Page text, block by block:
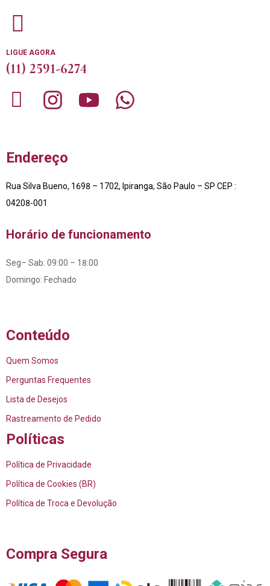
LIGUE AGORA
(11) 2591-6274
Endereço
Rua Silva Bueno, 1698 – 1702, Ipiranga, São Paulo – SP CEP :
04208-001
Horário de funcionamento
Seg– Sab: 09:00 – 18:00
Domingo: Fechado
Conteúdo
Quem Somos
Perguntas Frequentes
Lista de Desejos
Rastreamento de Pedido
Políticas
Política de Privacidade
Política de Cookies (BR)
Política de Troca e Devolução
Compra Segura